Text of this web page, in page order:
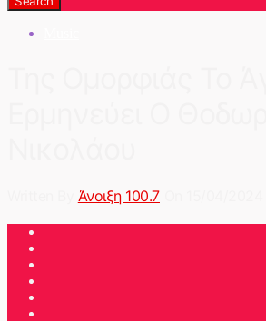
Άνοιξη 100.7On 15/04/2024